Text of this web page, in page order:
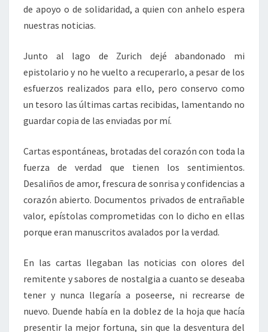
de apoyo o de solidaridad, a quien con anhelo espera
nuestras noticias.
Junto al lago de Zurich dejé abandonado mi
epistolario y no he vuelto a recuperarlo, a pesar de los
esfuerzos realizados para ello, pero conservo como
un tesoro las últimas cartas recibidas, lamentando no
guardar copia de las enviadas por mí.
Cartas espontáneas, brotadas del corazón con toda la
fuerza de verdad que tienen los sentimientos.
Desaliños de amor, frescura de sonrisa y confidencias a
corazón abierto. Documentos privados de entrañable
valor, epístolas comprometidas con lo dicho en ellas
porque eran manuscritos avalados por la verdad.
En las cartas llegaban las noticias con olores del
remitente y sabores de nostalgia a cuanto se deseaba
tener y nunca llegaría a poseerse, ni recrearse de
nuevo. Duende había en la doblez de la hoja que hacía
presentir la mejor fortuna, sin que la desventura del